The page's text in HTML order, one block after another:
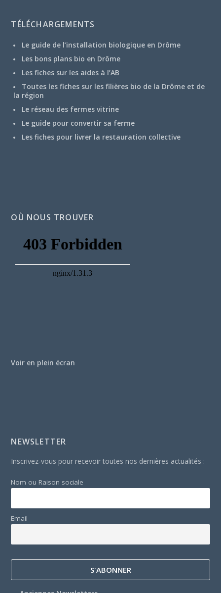
TÉLÉCHARGEMENTS
Le guide de l’installation biologique en Drôme
Les bons plans bio en Drôme
Les fiches sur les aides à l’AB
Toutes les fiches sur les filières bio de la Drôme et de
la région
Le réseau des fermes vitrine
Le guide pour convertir sa ferme
Les fiches pour livrer la restauration collective
OÙ NOUS TROUVER
Voir en plein écran
NEWSLETTER
Inscrivez-vous pour recevoir toutes nos dernières actualités :
Nom ou Raison sociale
Email